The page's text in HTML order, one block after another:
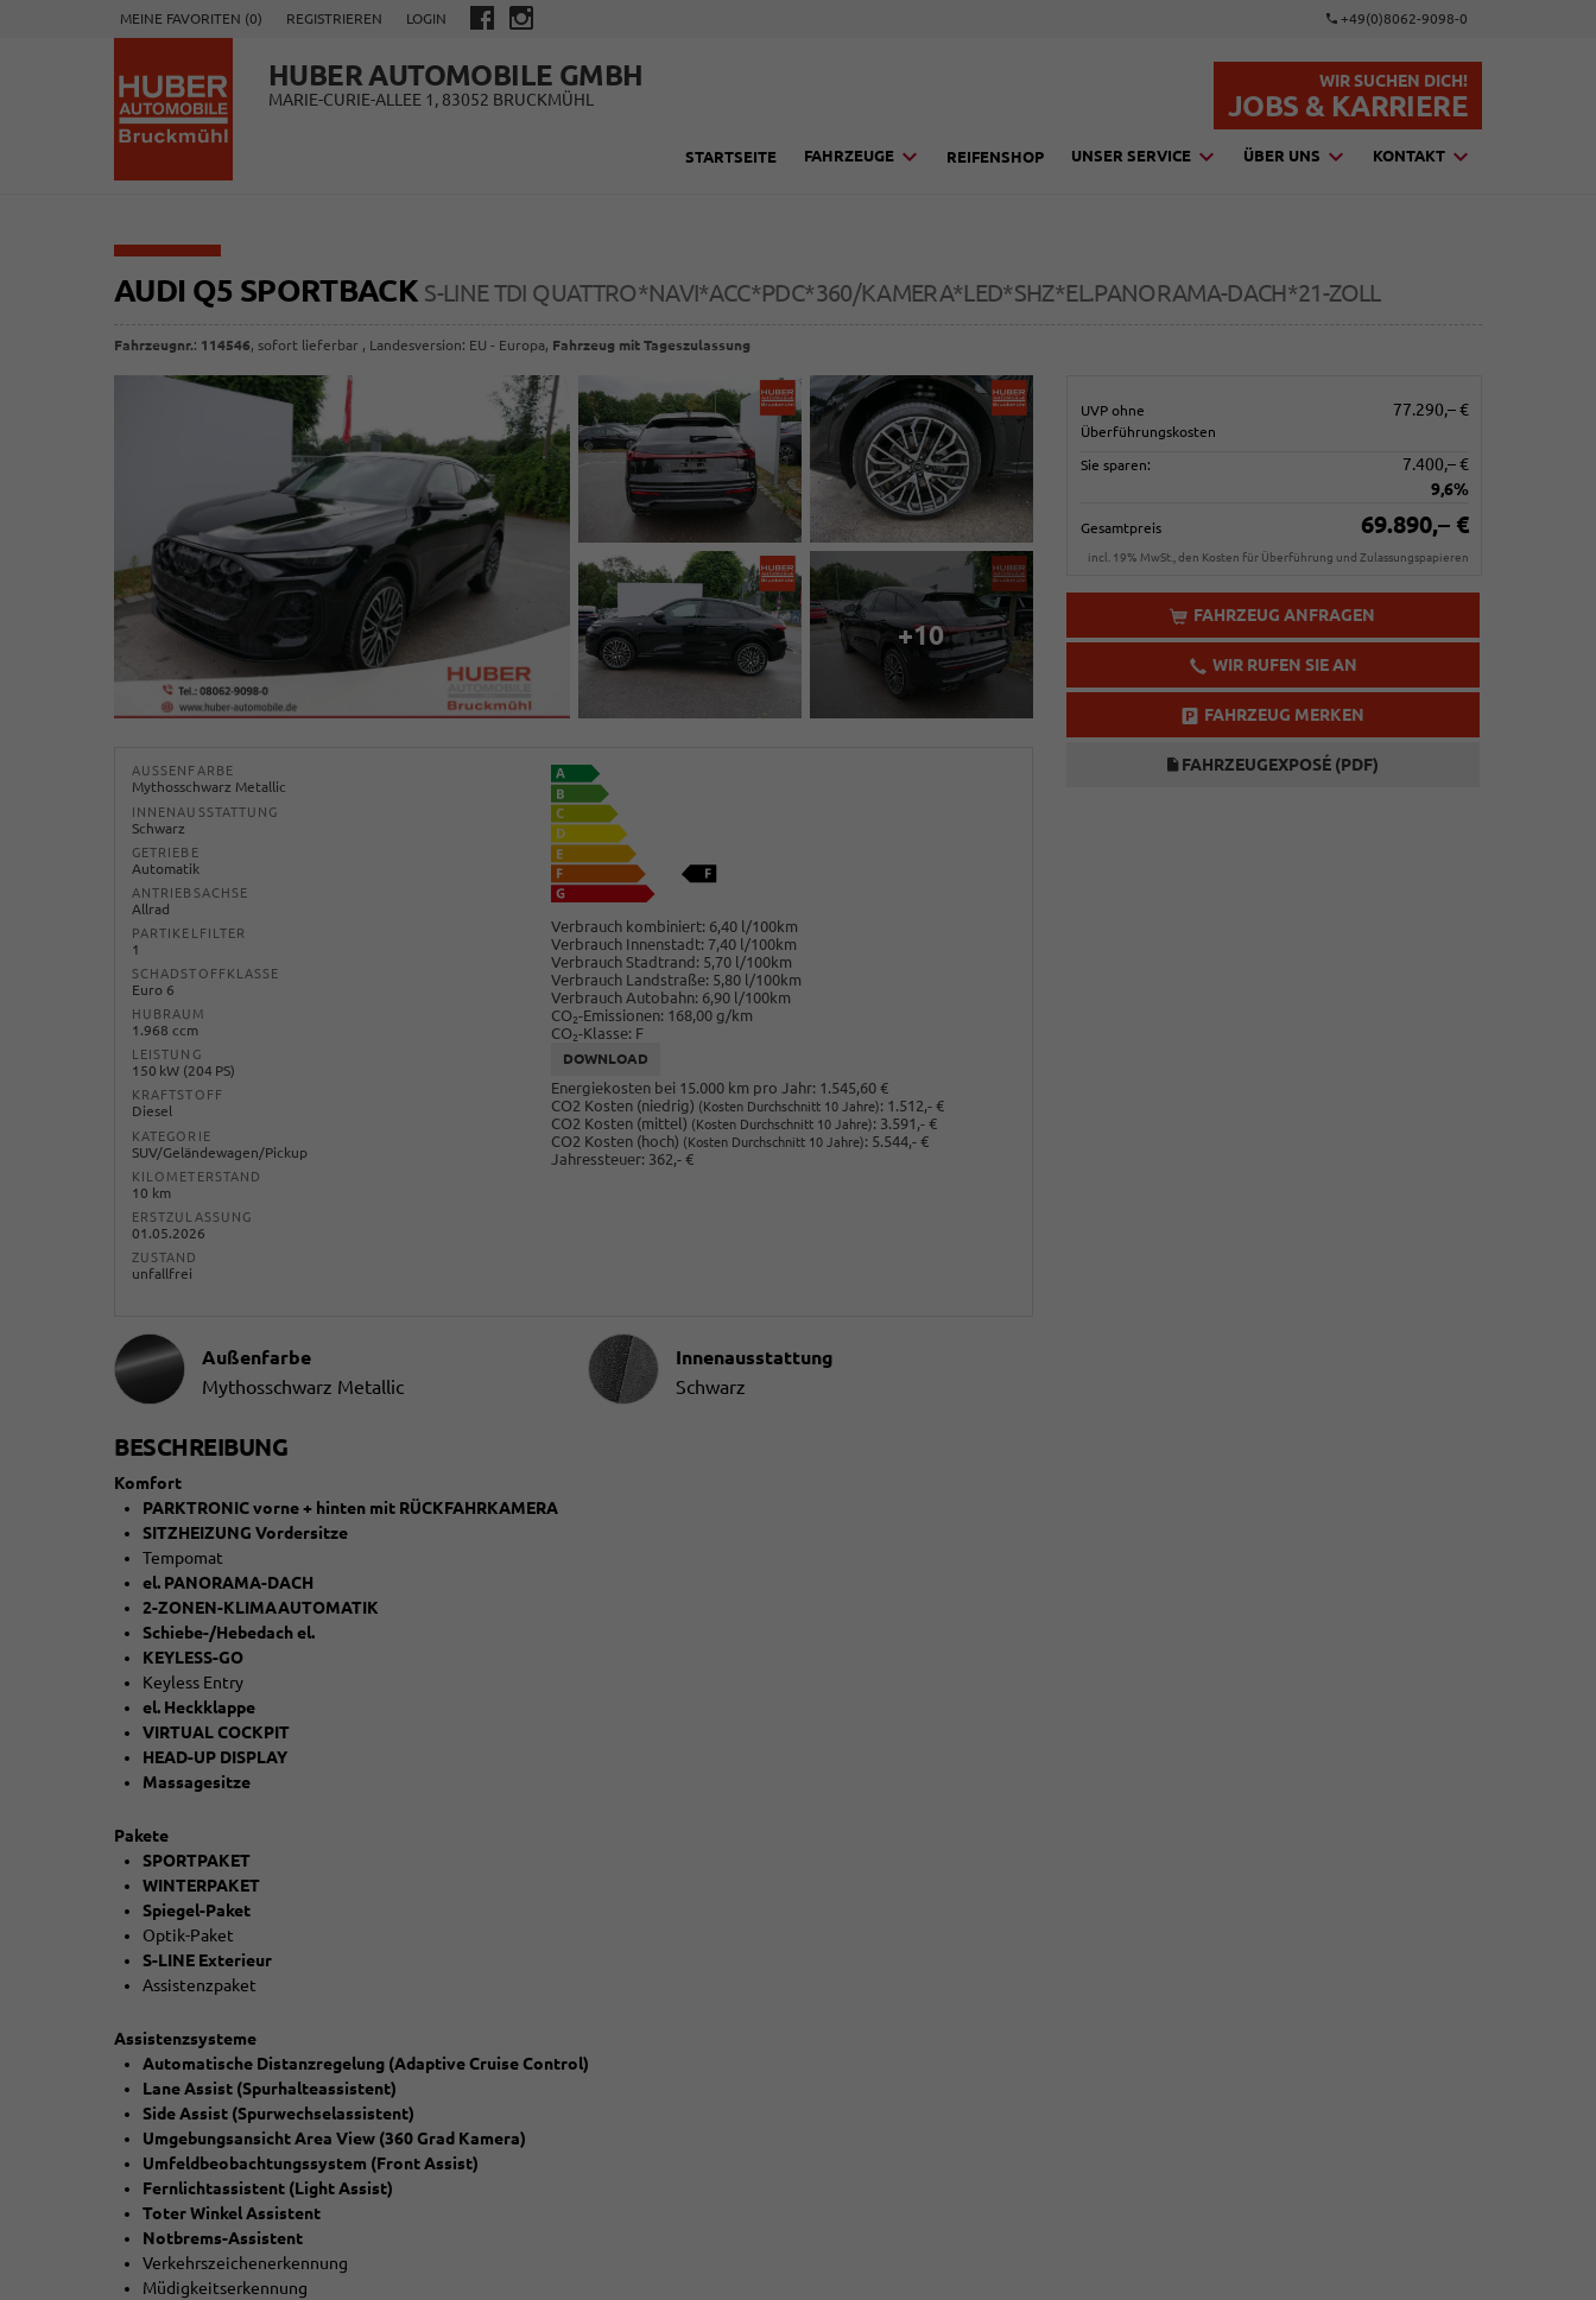
MEINE FAVORITEN (0) REGISTRIEREN LOGIN +49(0)8062-9098-0
HUBER AUTOMOBILE GMBH
MARIE-CURIE-ALLEE 1, 83052 BRUCKMÜHL
WIR SUCHEN DICH!
JOBS & KARRIERE
STARTSEITE FAHRZEUGE REIFENSHOP UNSER SERVICE ÜBER UNS KONTAKT
AUDI Q5 SPORTBACK S-LINE TDI QUATTRO*NAVI*ACC*PDC*360/KAMERA*LED*SHZ*EL.PANORAMA-DACH*21-ZOLL
Fahrzeugnr.: 114546, sofort lieferbar , Landesversion: EU - Europa, Fahrzeug mit Tageszulassung
UVP ohne
Überführungskosten
77.290,– €
Sie sparen:
7.400,– €
9,6%
Gesamtpreis 69.890,– €
incl. 19% MwSt., den Kosten für Überführung und Zulassungspapieren
FAHRZEUG ANFRAGEN
WIR RUFEN SIE AN
FAHRZEUG MERKEN
FAHRZEUGEXPOSÉ (PDF)
+10
AUSSENFARBE
Mythosschwarz Metallic
INNENAUSSTATTUNG
Schwarz
GETRIEBE
Automatik
ANTRIEBSACHSE
Allrad
PARTIKELFILTER
1
SCHADSTOFFKLASSE
Euro 6
HUBRAUM
1.968 ccm
LEISTUNG
150 kW (204 PS)
KRAFTSTOFF
Diesel
KATEGORIE
SUV/Geländewagen/Pickup
KILOMETERSTAND
10 km
ERSTZULASSUNG
01.05.2026
ZUSTAND
unfallfrei
Verbrauch kombiniert: 6,40 l/100km
Verbrauch Innenstadt: 7,40 l/100km
Verbrauch Stadtrand: 5,70 l/100km
Verbrauch Landstraße: 5,80 l/100km
Verbrauch Autobahn: 6,90 l/100km
CO2-Emissionen: 168,00 g/km
CO2-Klasse: F
DOWNLOAD
Energiekosten bei 15.000 km pro Jahr: 1.545,60 €
CO2 Kosten (niedrig) (Kosten Durchschnitt 10 Jahre): 1.512,- €
CO2 Kosten (mittel) (Kosten Durchschnitt 10 Jahre): 3.591,- €
CO2 Kosten (hoch) (Kosten Durchschnitt 10 Jahre): 5.544,- €
Jahressteuer: 362,- €
Außenfarbe
Mythosschwarz Metallic
Innenausstattung
Innenausstattung
Schwarz
BESCHREIBUNG
Komfort
PARKTRONIC vorne + hinten mit RÜCKFAHRKAMERA
SITZHEIZUNG Vordersitze
Tempomat
el. PANORAMA-DACH
2-ZONEN-KLIMAAUTOMATIK
Schiebe-/Hebedach el.
KEYLESS-GO
Keyless Entry
el. Heckklappe
VIRTUAL COCKPIT
HEAD-UP DISPLAY
Massagesitze
Pakete
SPORTPAKET
WINTERPAKET
Spiegel-Paket
Optik-Paket
S-LINE Exterieur
Assistenzpaket
Assistenzsysteme
Automatische Distanzregelung (Adaptive Cruise Control)
Lane Assist (Spurhalteassistent)
Side Assist (Spurwechselassistent)
Umgebungsansicht Area View (360 Grad Kamera)
Umfeldbeobachtungssystem (Front Assist)
Fernlichtassistent (Light Assist)
Toter Winkel Assistent
Notbrems-Assistent
Verkehrszeichenerkennung
Müdigkeitserkennung